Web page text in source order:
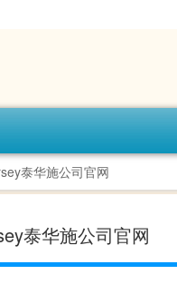
泰华施公司官网
泰华施公司官网